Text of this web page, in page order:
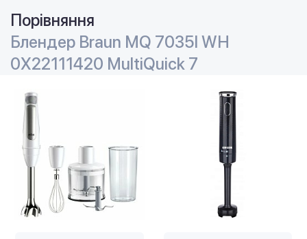
Порівняння
Блендер Braun MQ 7035I WH
0X22111420 MultiQuick 7